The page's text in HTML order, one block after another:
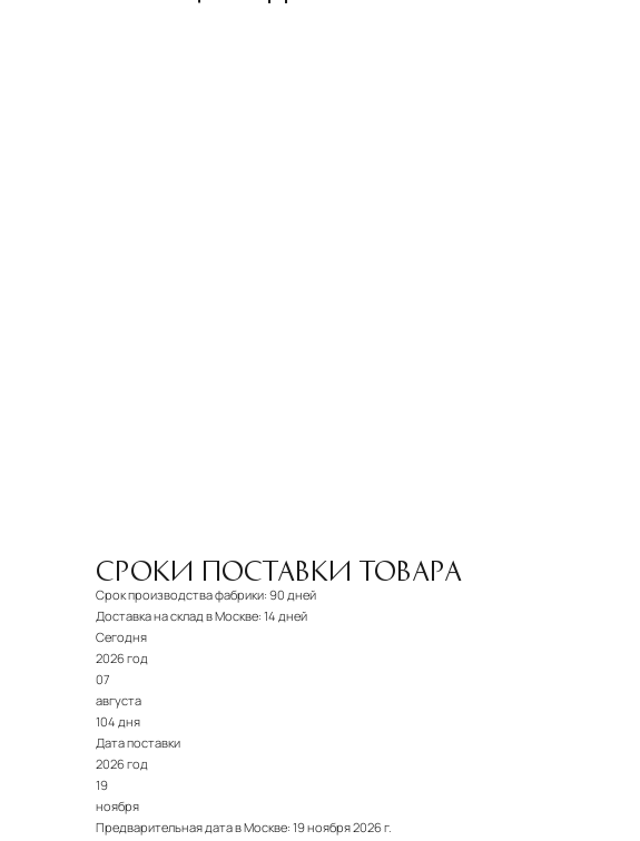
СРОКИ ПОСТАВКИ ТОВАРА
Срок производства фабрики: 90 дней
Доставка на склад в Москве: 14 дней
Сегодня
2026 год
07
августа
104 дня
Дата поставки
2026 год
19
ноября
Предварительная дата в Москве:19 ноября 2026 г.